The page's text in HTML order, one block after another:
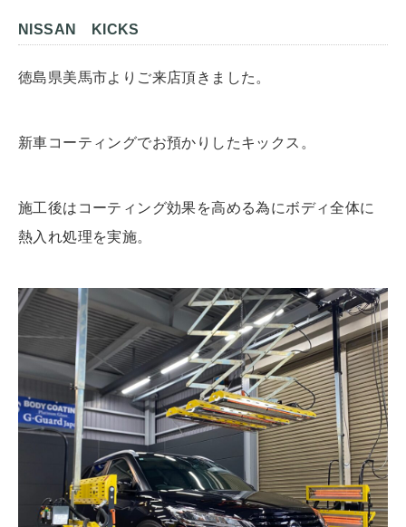
NISSAN KICKS
徳島県美馬市よりご来店頂きました。
新車コーティングでお預かりしたキックス。
施工後はコーティング効果を高める為にボディ全体に
熱入れ処理を実施。